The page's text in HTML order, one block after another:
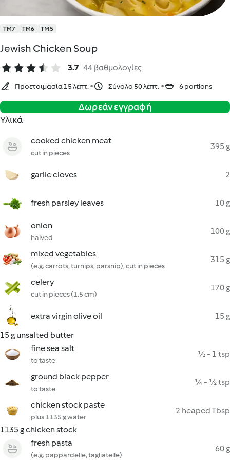
TM7 TM6 TM5
Jewish Chicken Soup
3.7 44 βαθμολογίες
Προετοιμασία 15 λεπτ. Σύνολο 50 λεπτ. 6 portions
Δωρεάν εγγραφή
Υλικά
cooked chicken meat
cut in pieces
395 g
garlic cloves 2
fresh parsley leaves 10 g
onion
halved
100 g
mixed vegetables
(e.g. carrots, turnips, parsnip), cut in pieces
315 g
celery
cut in pieces (1.5 cm)
170 g
extra virgin olive oil
15 g
15 g unsalted butter
fine sea salt
to taste
½ - 1 tsp
ground black pepper
to taste
¼ - ½ tsp
chicken stock paste
plus 1135 g water
2 heaped Tbsp
1135 g chicken stock
fresh pasta
(e.g. pappardelle, tagliatelle)
60 g